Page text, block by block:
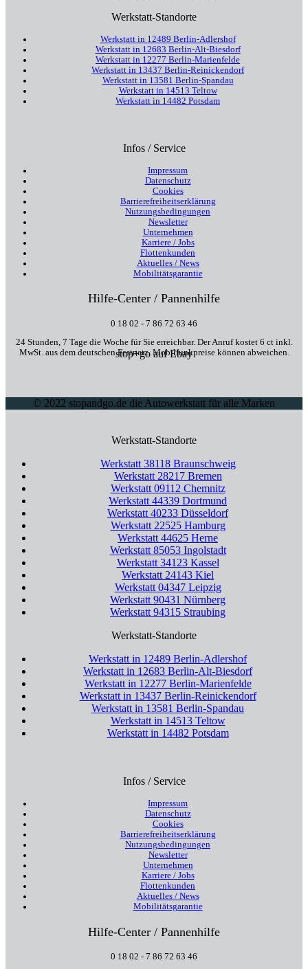
Werkstatt-Standorte
Werkstatt in 12489 Berlin-Adlershof
Werkstatt in 12683 Berlin-Alt-Biesdorf
Werkstatt in 12277 Berlin-Marienfelde
Werkstatt in 13437 Berlin-Reinickendorf
Werkstatt in 13581 Berlin-Spandau
Werkstatt in 14513 Teltow
Werkstatt in 14482 Potsdam
Infos / Service
Impressum
Datenschutz
Cookies
Barrierefreiheitserklärung
Nutzungsbedingungen
Newsletter
Unternehmen
Karriere / Jobs
Flottenkunden
Aktuelles / News
Mobilitätsgarantie
Hilfe-Center / Pannenhilfe
0 18 02 - 7 86 72 63 46
24 Stunden, 7 Tage die Woche für Sie erreichbar. Der Anruf kostet 6 ct inkl.
MwSt. aus dem deutschen Festnetz. Mobilfunkpreise können abweichen.
stop+go auf Ebay
© 2022 stopandgo.de die Autowerkstatt für alle Marken
Werkstatt-Standorte
Werkstatt 38118 Braunschweig
Werkstatt 28217 Bremen
Werkstatt 09112 Chemnitz
Werkstatt 44339 Dortmund
Werkstatt 40233 Düsseldorf
Werkstatt 22525 Hamburg
Werkstatt 44625 Herne
Werkstatt 85053 Ingolstadt
Werkstatt 34123 Kassel
Werkstatt 24143 Kiel
Werkstatt 04347 Leipzig
Werkstatt 90431 Nürnberg
Werkstatt 94315 Straubing
Werkstatt-Standorte
Werkstatt in 12489 Berlin-Adlershof
Werkstatt in 12683 Berlin-Alt-Biesdorf
Werkstatt in 12277 Berlin-Marienfelde
Werkstatt in 13437 Berlin-Reinickendorf
Werkstatt in 13581 Berlin-Spandau
Werkstatt in 14513 Teltow
Werkstatt in 14482 Potsdam
Infos / Service
Impressum
Datenschutz
Cookies
Barrierefreiheitserklärung
Nutzungsbedingungen
Newsletter
Unternehmen
Karriere / Jobs
Flottenkunden
Aktuelles / News
Mobilitätsgarantie
Hilfe-Center / Pannenhilfe
0 18 02 - 7 86 72 63 46